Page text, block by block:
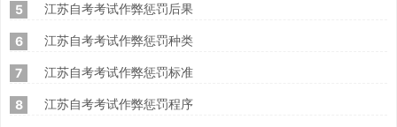
5 江苏自考考试作弊惩罚后果
6 江苏自考考试作弊惩罚种类
7 江苏自考考试作弊惩罚标准
8 江苏自考考试作弊惩罚程序